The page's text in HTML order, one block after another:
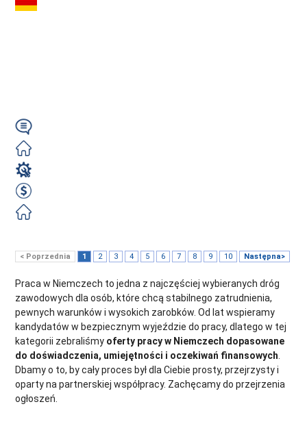
< Poprzednia 1 2 3 4 5 6 7 8 9 10 Następna>
Praca w Niemczech to jedna z najczęściej wybieranych dróg
zawodowych dla osób, które chcą stabilnego zatrudnienia,
pewnych warunków i wysokich zarobków. Od lat wspieramy
kandydatów w bezpiecznym wyjeździe do pracy, dlatego w tej
kategorii zebraliśmy oferty pracy w Niemczech dopasowane
do doświadczenia, umiejętności i oczekiwań finansowych
Dbamy o to, by cały proces był dla Ciebie prosty, przejrzysty i
oparty na partnerskiej współpracy. Zachęcamy do przejrzenia
ogłoszeń.